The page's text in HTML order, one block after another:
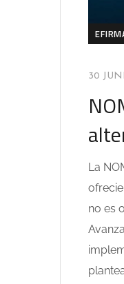
30
La
no es